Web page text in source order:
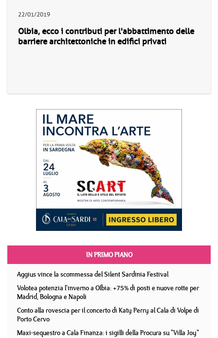
22/01/2019
Olbia, ecco i contributi per l'abbattimento delle
barriere architettoniche in edifici privati
IN PRIMO PIANO
Aggius vince la scommessa del Silent Sardinia Festival
Volotea potenzia l'inverno a Olbia: +75% di posti e nuove rotte per
Madrid, Bologna e Napoli
Conto alla rovescia per il concerto di Katy Perry al Cala di Volpe di
Porto Cervo
Maxi-sequestro a Cala Finanza: i sigilli della Procura su "Villa Joy"